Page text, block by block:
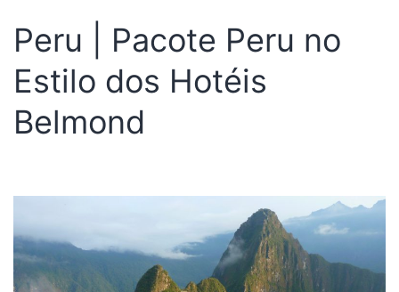
Peru | Pacote Peru no
Estilo dos Hotéis
Belmond